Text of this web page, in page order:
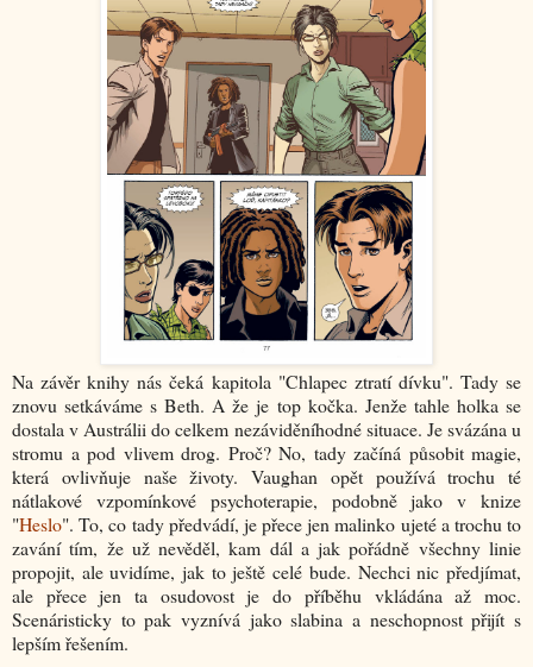
Na závěr knihy nás čeká kapitola "Chlapec ztratí dívku". Tady se
znovu setkáváme s Beth. A že je top kočka. Jenže tahle holka se
dostala v Austrálii do celkem nezáviděníhodné situace. Je svázána u
stromu a pod vlivem drog. Proč? No, tady začíná působit magie,
která ovlivňuje naše životy. Vaughan opět používá trochu té
nátlakové vzpomínkové psychoterapie, podobně jako v knize
"Heslo". To, co tady předvádí, je přece jen malinko ujeté a trochu to
zavání tím, že už nevěděl, kam dál a jak pořádně všechny linie
propojit, ale uvidíme, jak to ještě celé bude. Nechci nic předjímat,
ale přece jen ta osudovost je do příběhu vkládána až moc.
Scenáristicky to pak vyznívá jako slabina a neschopnost přijít s
lepším řešením.